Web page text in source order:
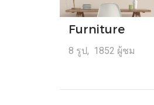
Furniture
8 รูป, 1852 ผู้ชม